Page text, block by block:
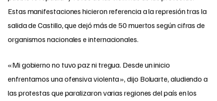
Estas manifestaciones hicieron referencia a la represión tras la
salida de Castillo, que dejó más de 50 muertos según cifras de
organismos nacionales e internacionales.
«Mi gobierno no tuvo paz ni tregua. Desde un inicio
enfrentamos una ofensiva violenta», dijo Boluarte, aludiendo a
las protestas que paralizaron varias regiones del país en los